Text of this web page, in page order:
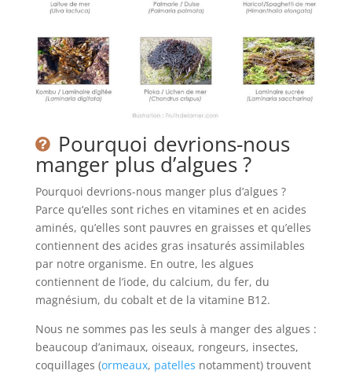
Pourquoi devrions-nous
manger plus d’algues ?
Pourquoi devrions-nous manger plus d’algues ?
Parce qu‘elles sont riches en vitamines et en acides
aminés, qu’elles sont pauvres en graisses et qu’elles
contiennent des acides gras insaturés assimilables
par notre organisme. En outre, les algues
contiennent de l’iode, du calcium, du fer, du
magnésium, du cobalt et de la vitamine B12.
Nous ne sommes pas les seuls à manger des algues :
beaucoup d’animaux, oiseaux, rongeurs, insectes,
coquillages (ormeaux, patelles notamment) trouvent